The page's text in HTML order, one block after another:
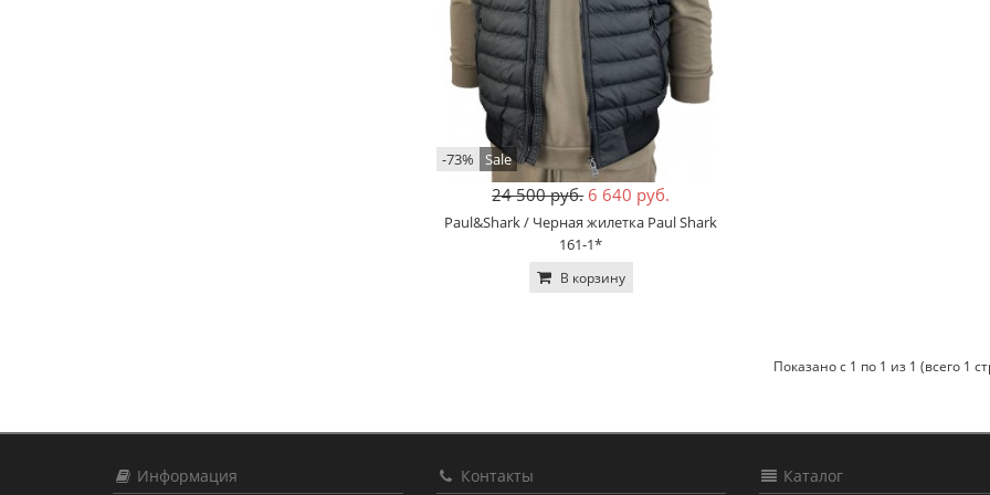
-73% Sale
24 500 руб. 6 640 руб.
Paul&Shark / Черная жилетка Paul Shark
161-1*
В корзину
Показано с 1 по 1 из 1 (всего 1
Информация Контакты Каталог